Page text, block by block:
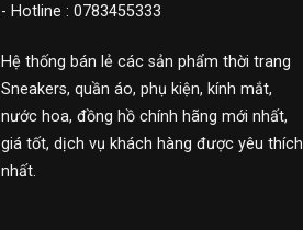
- Hotline : 0783455333
Hệ thống bán lẻ các sản phẩm thời trang
Sneakers, quần áo, phụ kiện, kính mắt,
nước hoa, đồng hồ chính hãng mới nhất,
giá tốt, dịch vụ khách hàng được yêu thích
nhất.